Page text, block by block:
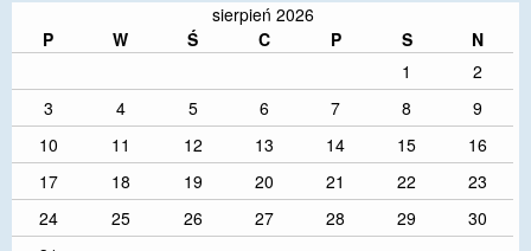
sierpień 2026
P
W Ś C P S
N
1
2
3
4 5 6 7 8
9
10
11 12 13 14 15
16
17
18 19 20 21 22
23
24
25 26 27 28 29
30